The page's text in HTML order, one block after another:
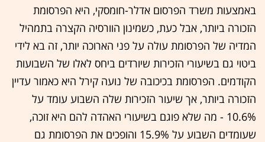
באמצעות משרד הפרסום אדלר-חומסקי, היא הפרסומת
הזכורה ביותר, אבל כעת, כשמינון הוורסיה הקצרה בתמהיל
המדיה של הפרסומת עולה על פני הארוכה יותר, זה בא לידי
ביטוי גם בשיעורי הזכירות שיורדים ביחס לאלו של השבועות
הקודמים. הפרסומת בכיכובה של נועה קירל היא כאמור עדיין
הזכורה ביותר, אך שיעור הזכירות שלה השבוע עומד על
10.6% - מה שלא פוגם בשיעורי האהדה להם היא זוכה,
שעומדים השבוע על 15.9% והופכים את הפרסומת גם